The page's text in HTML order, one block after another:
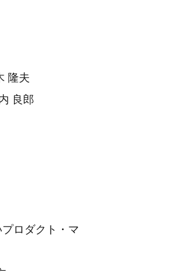
隆夫
良郎
ロダクト・マ